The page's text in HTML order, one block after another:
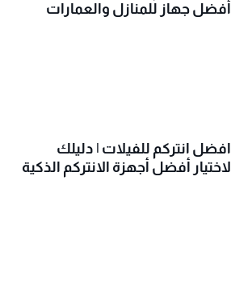
أفضل جهاز للمنازل والعمارات
افضل انتركم للفيلات | دليلك
لاختيار أفضل أجهزة الانتركم الذكية